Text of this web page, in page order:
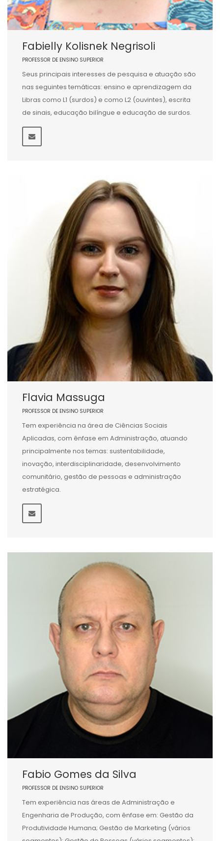
Fabielly Kolisnek Negrisoli
PROFESSOR DE ENSINO SUPERIOR
Seus principais interesses de pesquisa e atuação são
nas seguintes temáticas: ensino e aprendizagem da
Libras como L1 (surdos) e como L2 (ouvintes), escrita
de sinais, educação bilíngue e educação de surdos.
Flavia Massuga
PROFESSOR DE ENSINO SUPERIOR
Tem experiência na área de Ciências Sociais
Aplicadas, com ênfase em Administração, atuando
principalmente nos temas: sustentabilidade,
inovação, interdisciplinaridade, desenvolvimento
comunitário, gestão de pessoas e administração
estratégica.
Fabio Gomes da Silva
PROFESSOR DE ENSINO SUPERIOR
Tem experiência nas áreas de Administração e
Engenharia de Produção, com ênfase em: Gestão da
Produtividade Humana; Gestão de Marketing (vários